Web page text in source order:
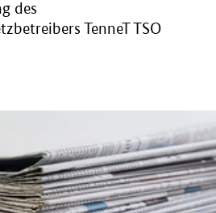
des
TenneT TSO